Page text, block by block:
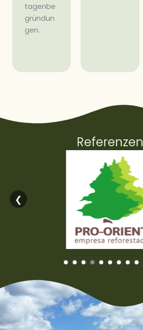
tagenbe
gründun
gen.
Referenzen
❮